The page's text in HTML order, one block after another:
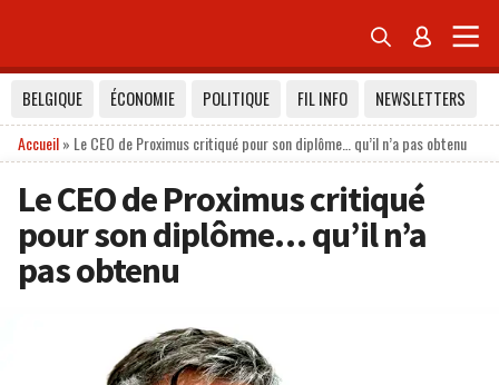
 
BELGIQUE ÉCONOMIE POLITIQUE FIL INFO
NEWSLETTERS
Accueil» Le CEO de Proximus critiqué pour son diplôme… qu’il n’a pas obtenu
Le CEO de Proximus critiqué
pour son diplôme… qu’il n’a
pas obtenu